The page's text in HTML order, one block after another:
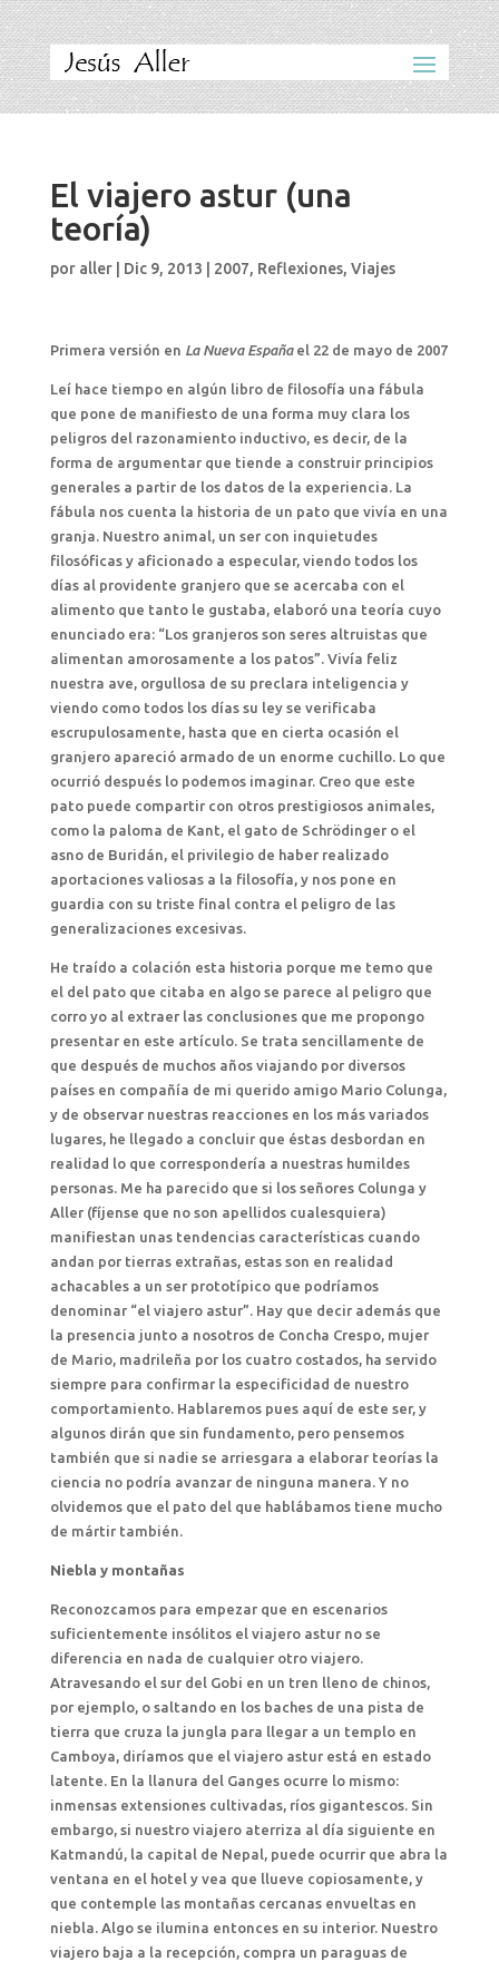
El viajero astur (una
teoría)
por aller| Dic 9, 2013 2007, Reflexiones, Viajes
Primera versión en La Nueva Españael 22 de mayo de 2007
Leí hace tiempo en algún libro de filosofía una fábula
que pone de manifiesto de una forma muy clara los
peligros del razonamiento inductivo, es decir, de la
forma de argumentar que tiende a construir principios
generales a partir de los datos de la experiencia. La
fábula nos cuenta la historia de un pato que vivía en una
granja. Nuestro animal, un ser con inquietudes
filosóficas y aficionado a especular, viendo todos los
días al providente granjero que se acercaba con el
alimento que tanto le gustaba, elaboró una teoría cuyo
enunciado era: “Los granjeros son seres altruistas que
alimentan amorosamente a los patos”. Vivía feliz
nuestra ave, orgullosa de su preclara inteligencia y
viendo como todos los días su ley se verificaba
escrupulosamente, hasta que en cierta ocasión el
granjero apareció armado de un enorme cuchillo. Lo que
ocurrió después lo podemos imaginar. Creo que este
pato puede compartir con otros prestigiosos animales,
como la paloma de Kant, el gato de Schrödinger o el
asno de Buridán, el privilegio de haber realizado
aportaciones valiosas a la filosofía, y nos pone en
guardia con su triste final contra el peligro de las
generalizaciones excesivas.
He traído a colación esta historia porque me temo que
el del pato que citaba en algo se parece al peligro que
corro yo al extraer las conclusiones que me propongo
presentar en este artículo. Se trata sencillamente de
que después de muchos años viajando por diversos
países en compañía de mi querido amigo Mario Colunga,
y de observar nuestras reacciones en los más variados
lugares, he llegado a concluir que éstas desbordan en
realidad lo que correspondería a nuestras humildes
personas. Me ha parecido que si los señores Colunga y
Aller (fíjense que no son apellidos cualesquiera)
manifiestan unas tendencias características cuando
andan por tierras extrañas, estas son en realidad
achacables a un ser prototípico que podríamos
denominar “el viajero astur”. Hay que decir además que
la presencia junto a nosotros de Concha Crespo, mujer
de Mario, madrileña por los cuatro costados, ha servido
siempre para confirmar la especificidad de nuestro
comportamiento. Hablaremos pues aquí de este ser, y
algunos dirán que sin fundamento, pero pensemos
también que si nadie se arriesgara a elaborar teorías la
ciencia no podría avanzar de ninguna manera. Y no
olvidemos que el pato del que hablábamos tiene mucho
de mártir también.
Niebla y montañas
Reconozcamos para empezar que en escenarios
suficientemente insólitos el viajero astur no se
diferencia en nada de cualquier otro viajero.
Atravesando el sur del Gobi en un tren lleno de chinos,
por ejemplo, o saltando en los baches de una pista de
tierra que cruza la jungla para llegar a un templo en
Camboya, diríamos que el viajero astur está en estado
latente. En la llanura del Ganges ocurre lo mismo:
inmensas extensiones cultivadas, ríos gigantescos. Sin
embargo, si nuestro viajero aterriza al día siguiente en
Katmandú, la capital de Nepal, puede ocurrir que abra la
ventana en el hotel y vea que llueve copiosamente, y
que contemple las montañas cercanas envueltas en
niebla. Algo se ilumina entonces en su interior. Nuestro
viajero baja a la recepción, compra un paraguas de